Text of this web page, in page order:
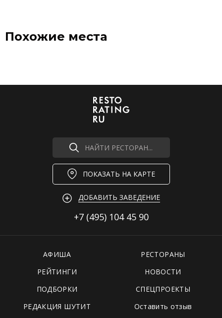
Похожие места
НАЙТИ РЕСТОРАН...
ПОКАЗАТЬ НА КАРТЕ
ДОБАВИТЬ ЗАВЕДЕНИЕ
+7 (495) 104 45 90
АФИША
РЕСТОРАНЫ
РЕЙТИНГИ
НОВОСТИ
ПОДБОРКИ
СПЕЦПРОЕКТЫ
РЕДАКЦИЯ ШУТИТ
Оставить отзыв